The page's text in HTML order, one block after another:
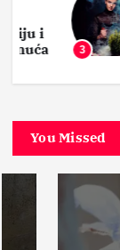
3
You Missed